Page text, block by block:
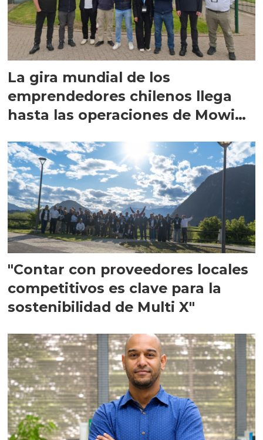
La gira mundial de los
emprendedores chilenos llega
hasta las operaciones de Mowi
"Contar con proveedores locales
competitivos es clave para la
sostenibilidad de Multi X"